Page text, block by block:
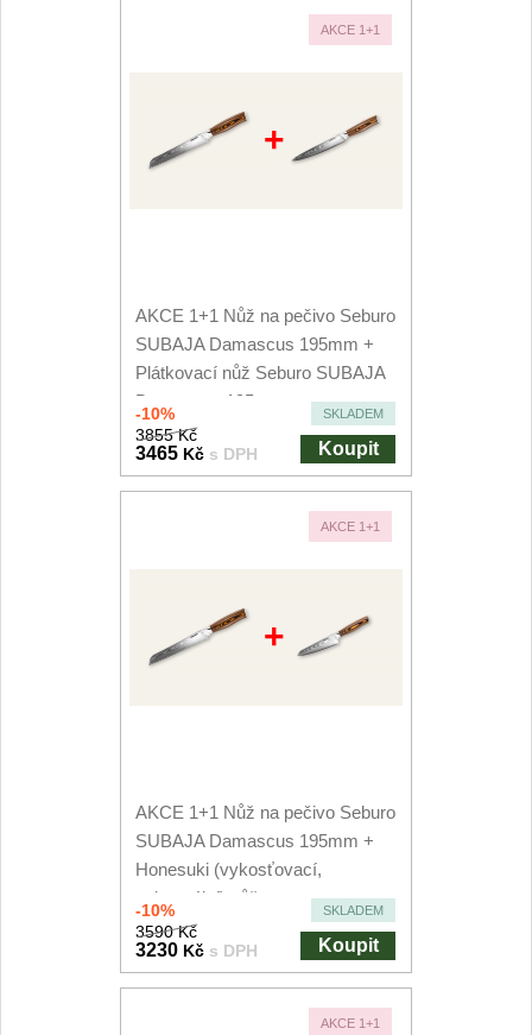
AKCE 1+1
+
AKCE 1+1 Nůž na pečivo Seburo
SUBAJA Damascus 195mm +
Plátkovací nůž Seburo SUBAJA
Damascus 195mm
-10% SKLADEM
3855 Kč
3465 Kč s DPH Koupit
AKCE 1+1
+
AKCE 1+1 Nůž na pečivo Seburo
SUBAJA Damascus 195mm +
Honesuki (vykosťovací,
univerzální) nůž...
-10% SKLADEM
3590 Kč
3230 Kč s DPH Koupit
AKCE 1+1